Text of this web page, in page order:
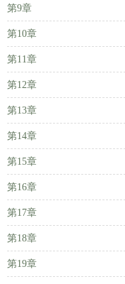
第9章
第10章
第11章
第12章
第13章
第14章
第15章
第16章
第17章
第18章
第19章